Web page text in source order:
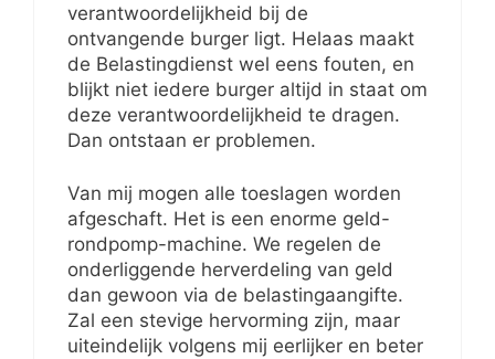
verantwoordelijkheid bij de
ontvangende burger ligt. Helaas maakt
de Belastingdienst wel eens fouten, en
blijkt niet iedere burger altijd in staat om
deze verantwoordelijkheid te dragen.
Dan ontstaan er problemen.
Van mij mogen alle toeslagen worden
afgeschaft. Het is een enorme geld-
rondpomp-machine. We regelen de
onderliggende herverdeling van geld
dan gewoon via de belastingaangifte.
Zal een stevige hervorming zijn, maar
uiteindelijk volgens mij eerlijker en beter